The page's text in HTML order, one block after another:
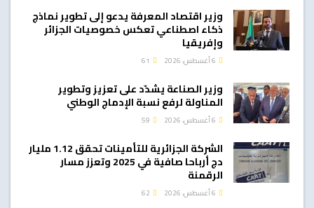
وزير اقتصاد المعرفة يدعو إلى تطوير نماذج
ذكاء اصطناعي تعكس خصوصيات الجزائر
وإفريقيا
وزير الصناعة يشدّد على تعزيز وتطوير
المناولة لرفع نسبة الإدماج الوطني
الشركة الجزائرية للتأمينات تحقق 1.12 مليار
دج أرباحا صافية في 2025 وتعزز مسار
الرقمنة